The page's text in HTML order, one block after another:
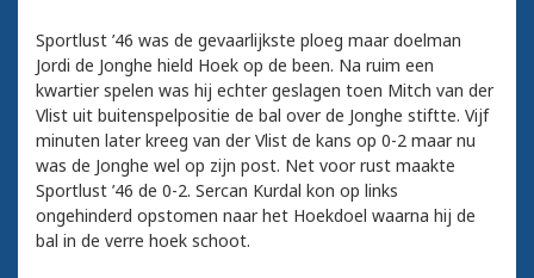
Sportlust ’46 was de gevaarlijkste ploeg maar doelman
Jordi de Jonghe hield Hoek op de been. Na ruim een
kwartier spelen was hij echter geslagen toen Mitch van der
Vlist uit buitenspelpositie de bal over de Jonghe stiftte. Vijf
minuten later kreeg van der Vlist de kans op 0-2 maar nu
was de Jonghe wel op zijn post. Net voor rust maakte
Sportlust ’46 de 0-2. Sercan Kurdal kon op links
ongehinderd opstomen naar het Hoekdoel waarna hij de
bal in de verre hoek schoot.